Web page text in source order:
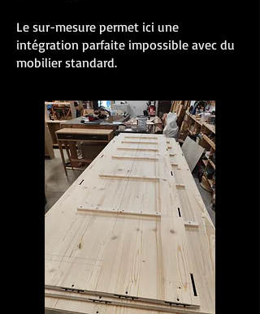
Le sur-mesure permet ici une
intégration parfaite impossible avec du
mobilier standard.